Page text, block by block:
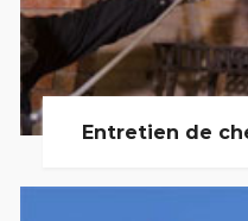
Entretien de